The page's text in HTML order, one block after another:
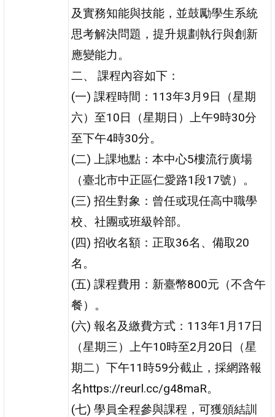
及實務知能與技能，並鼓勵學生系統
思考解決問題，提升規劃執行與創新
應變能力。
二、 課程內容如下：
(一) 課程時間：113年3月9日（星期
六）至10日（星期日）上午9時30分
至下午4時30分。
(二) 上課地點：本中心5樓流行廣場
（臺北市中正區仁愛路1段17號）。
(三) 招生對象：曾任或現任高中職學
校、社團或班級幹部。
(四) 招收名額：正取36名、備取20
名。
(五) 課程費用：新臺幣800元（不含午
餐）。
(六) 報名及繳費方式：113年1月17日
（星期三）上午10時至2月20日（星
期二）下午11時59分截止，採網路報
名https://reurl.cc/g48maR。
(七) 學員全程參與課程，可獲頒結訓